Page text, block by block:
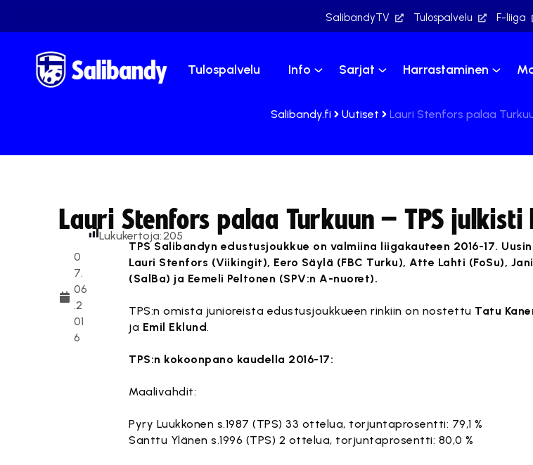
SalibandyTV Tulospalvelu F-liiga
Tulospalvelu Info Sarjat Harrastaminen
Salibandy.fi Uutiset Lauri Stenfors palaa
Lauri Stenfors palaa Turkuun – TPS julkisti
0
7.
06
.2
01
6
Lukukertoja:205
TPS Salibandyn edustusjoukkue on valmiina liigakauteen 2016-17.
Lauri Stenfors (Viikingit), Eero Säylä (FBC Turku), Atte Lahti (FoSu),
(SalBa) ja Eemeli Peltonen (SPV:n A-nuoret).
TPS:n omista junioreista edustusjoukkueen rinkiin on nostettu Tatu
ja Emil Eklund.
TPS:n kokoonpano kaudella 2016-17:
Maalivahdit:
Pyry Luukkonen s.1987 (TPS) 33 ottelua, torjuntaprosentti: 79,1 %
Santtu Ylänen s.1996 (TPS) 2 ottelua, torjuntaprosentti: 80,0 %